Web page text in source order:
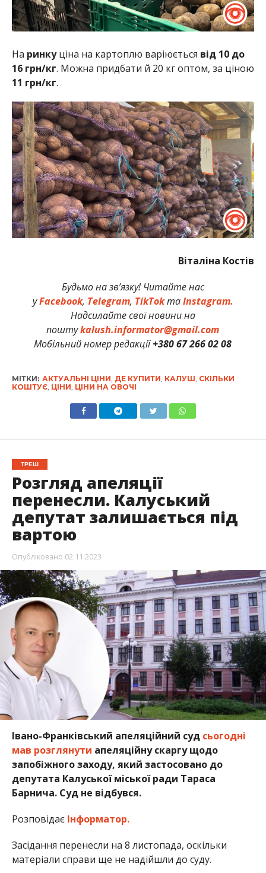
На ринкуціна на картоплю варіюється від 10 до
16 грн/кг. Можна придбати й 20 кг оптом, за ціною
11 грн/кг.
Віталіна Костів
Будьмо на зв’язку! Читайте нас
уFacebook, Telegram, TikTokтаInstagram.
Надсилайте свої новини на
поштуkalush.informator@gmail.com
Мобільний номер редакції+380 67 266 02 08
МІТКИ: АКТУАЛЬНІ ЦІНИ ДЕ КУПИТИ КАЛУШ СКІЛЬКИ
КОШТУЄ, ЦІНИ ЦІНИ НА ОВОЧІ
ТРЕШ
Розгляд апеляції
перенесли. Калуський
депутат залишається під
вартою
Опубліковано 02.11.2023
Івано-Франківський апеляційний суд сьогодні
мав розглянути апеляційну скаргу щодо
запобіжного заходу, який застосовано до
депутата Калуської міської ради Тараса
Барнича. Суд не відбувся.
Розповідає Інформатор.
Засідання перенесли на 8 листопада, оскільки
матеріали справи ще не надійшли до суду.